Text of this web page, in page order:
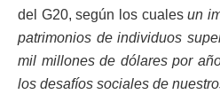
del G20, según los cualesun
patrimonios de individuos
mil millones de dólares por
los desafíos sociales de